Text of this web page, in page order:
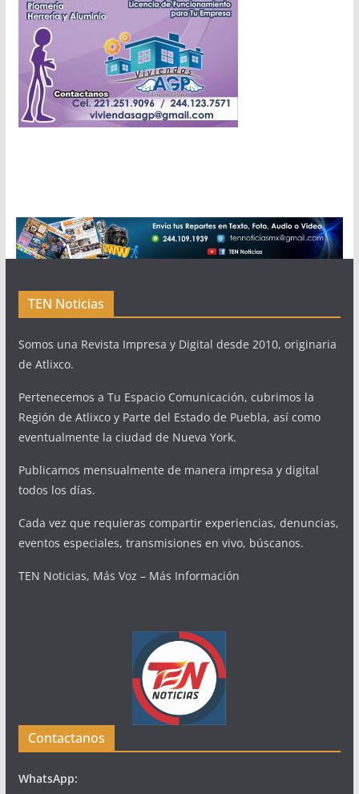
TEN Noticias
Somos una Revista Impresa y Digital desde 2010, originaria
de Atlixco.
Pertenecemos a Tu Espacio Comunicación, cubrimos la
Región de Atlixco y Parte del Estado de Puebla, así como
eventualmente la ciudad de Nueva York.
Publicamos mensualmente de manera impresa y digital
todos los días.
Cada vez que requieras compartir experiencias, denuncias,
eventos especiales, transmisiones en vivo, búscanos.
TEN Noticias, Más Voz – Más Información
Contactanos
WhatsApp: